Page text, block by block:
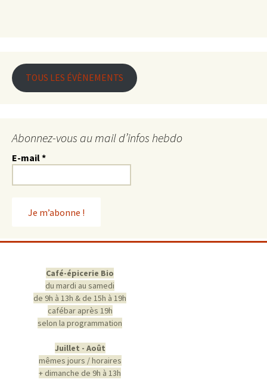
TOUS LES ÉVÈNEMENTS
Abonnez-vous au mail d’infos hebdo
E-mail*
Café-épicerie Bio
du mardi au samedi
de 9h à 13h & de 15h à 19h
cafébar après 19h
selon la programmation
Juillet - Août
mêmes jours / horaires
+ dimanche de 9h à 13h